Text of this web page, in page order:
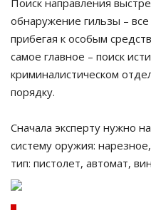
обнаружение гильзы –
прибегая к особым
самое главное – поиск
криминалистическом
порядку.
Сначала эксперту нужно
систему оружия:
тип: пистолет, автомат,